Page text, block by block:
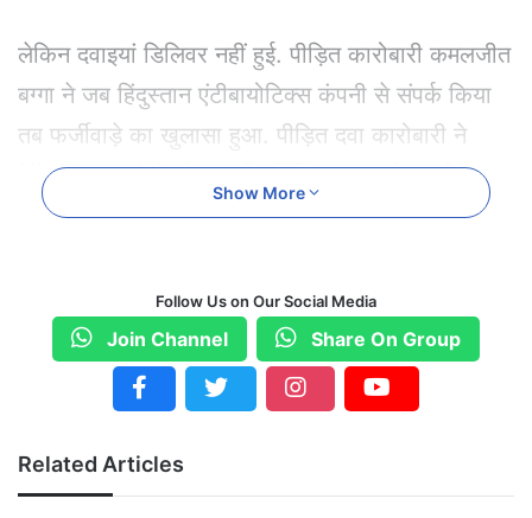
लेकिन दवाइयां डिलिवर नहीं हुई. पीड़ित कारोबारी कमलजीत
बग्गा ने जब हिंदुस्तान एंटीबायोटिक्स कंपनी से संपर्क किया
तब फर्जीवाड़े का खुलासा हुआ. पीड़ित दवा कारोबारी ने
देवेंद्र नगर थाने में धोखाधड़ी की शिकायत दर्ज कराई है.
फिलहाल पुलिस ने मामले में अज्ञात ठगों के खिलाफ FIR दर्ज
Big News
Show More
Follow Us on Our Social Media
Join Channel Share On Group
Related Articles